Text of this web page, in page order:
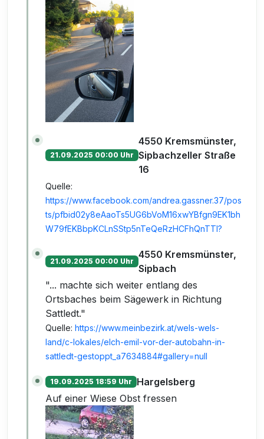
21.09.2025 00:00 Uhr
4550 Kremsmünster,
Sipbachzeller Straße
16
Quelle:
https://www.facebook.com/andrea.gassner.37/pos
ts/pfbid02y8eAaoTs5UG6bVoM16xwYBfgn9EK1bh
W79fEKBbpKCLnSStp5nTeQeRzHCFhQnTTl?
21.09.2025 00:00 Uhr
4550 Kremsmünster,
Sipbach
"... machte sich weiter entlang des
Ortsbaches beim Sägewerk in Richtung
Sattledt."
Quelle: https://www.meinbezirk.at/wels-wels-
land/c-lokales/elch-emil-vor-der-autobahn-in-
sattledt-gestoppt_a7634884#gallery=null
19.09.2025 18:59 Uhr Hargelsberg
Auf einer Wiese Obst fressen